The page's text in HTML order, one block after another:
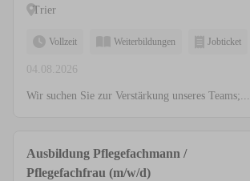
Trier
Vollzeit Weiterbildungen Jobticket
04.08.2026
Wir suchen Sie zur Verstärkung unseres Teams;...
Ausbildung Pflegefachmann /
Pflegefachfrau (m/w/d)